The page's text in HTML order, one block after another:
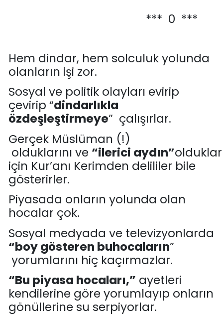
*** 0 ***
Hem dindar, hem solculukyolunda
olanların işi zor.
Sosyal ve politik olayları evirip
çevirip “dindarlıkla
özdeşleştirmeye” çalışırlar.
Gerçek Müslüman (!)
olduklarını ve “ilerici aydın”
için Kur’anı Kerimden delililer bile
gösterirler.
Piyasada onların yolunda olan
hocalar çok.
Sosyal medyada ve televizyonlarda
“boy gösteren buhocaların”
yorumlarını hiç kaçırmazlar.
“Bu piyasa hocaları,” ayetleri
kendilerine göreyorumlayıp onların
gönüllerine su serpiyorlar.